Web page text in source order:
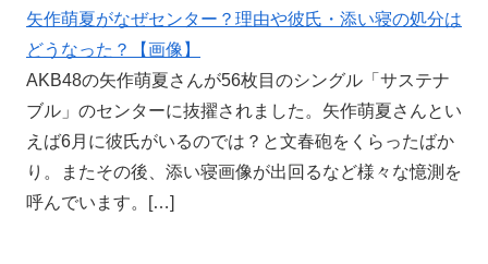
矢作萌夏がなぜセンター？理由や彼氏・添い寝の処分は
どうなった？【画像】
AKB48の矢作萌夏さんが56枚目のシングル「サステナ
ブル」のセンターに抜擢されました。矢作萌夏さんとい
えば6月に彼氏がいるのでは？と文春砲をくらったばか
り。またその後、添い寝画像が出回るなど様々な憶測を
呼んでいます。[…]